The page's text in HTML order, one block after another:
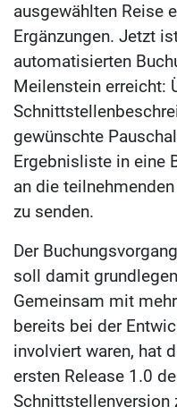
ausgewählten Reise
Ergänzungen. Jetzt
automatisierten
Meilenstein erreicht:
gewünschte
Ergebnisliste in eine
an die
zu senden.
Der
soll damit
Gemeinsam mit
bereits bei der
involviert waren, hat
ersten Release 1.0
Schnittstellenversion